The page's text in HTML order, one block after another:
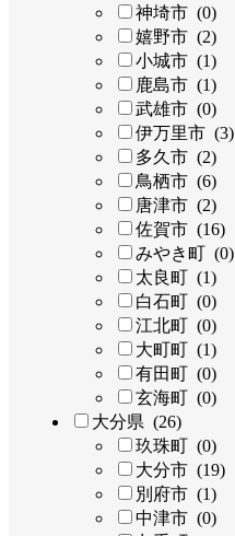
神埼市 (0)
嬉野市 (2)
小城市 (1)
鹿島市 (1)
武雄市 (0)
伊万里市 (3)
多久市 (2)
鳥栖市 (6)
唐津市 (2)
佐賀市 (16)
みやき町 (0)
太良町 (1)
白石町 (0)
江北町 (0)
大町町 (1)
有田町 (0)
玄海町 (0)
大分県 (26)
玖珠町 (0)
大分市 (19)
別府市 (1)
中津市 (0)